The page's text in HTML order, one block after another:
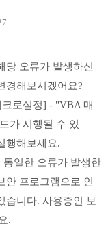
당 오류가 발생하신
경해보시겠어요?
로설정] - "VBA 매
가 시행될 수 있
행해보세요.
일한 오류가 발생한
안 프로그램으로 인
습니다. 사용중인 보
.